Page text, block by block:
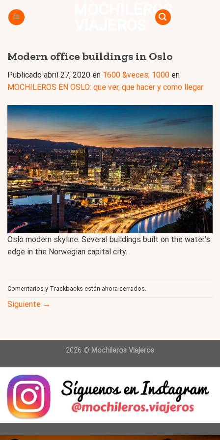
MOCHILEROS
Modern office buildings in Oslo
Publicado abril 27, 2020 en 1600 &veces; 1000 en
MOCHILEROS EN OSLO: que ver, que hacer y como llegar
Oslo modern skyline. Several buildings built on the water’s
edge in the Norwegian capital city.
Comentarios y Trackbacks están ahora cerrados.
Siguiente →
2026 © Mochileros Viajeros